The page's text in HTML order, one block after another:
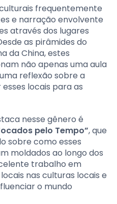
frequentemente
e narração envolvente
através dos lugares
as pirâmides do
da China, estes
não apenas uma aula
reflexão sobre a
locais para as
nesse gênero é
pelo Tempo”, que
sobre como esses
moldados ao longo dos
trabalho em
nas culturas locais e
o mundo